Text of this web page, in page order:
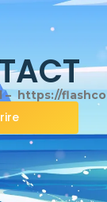
– https://